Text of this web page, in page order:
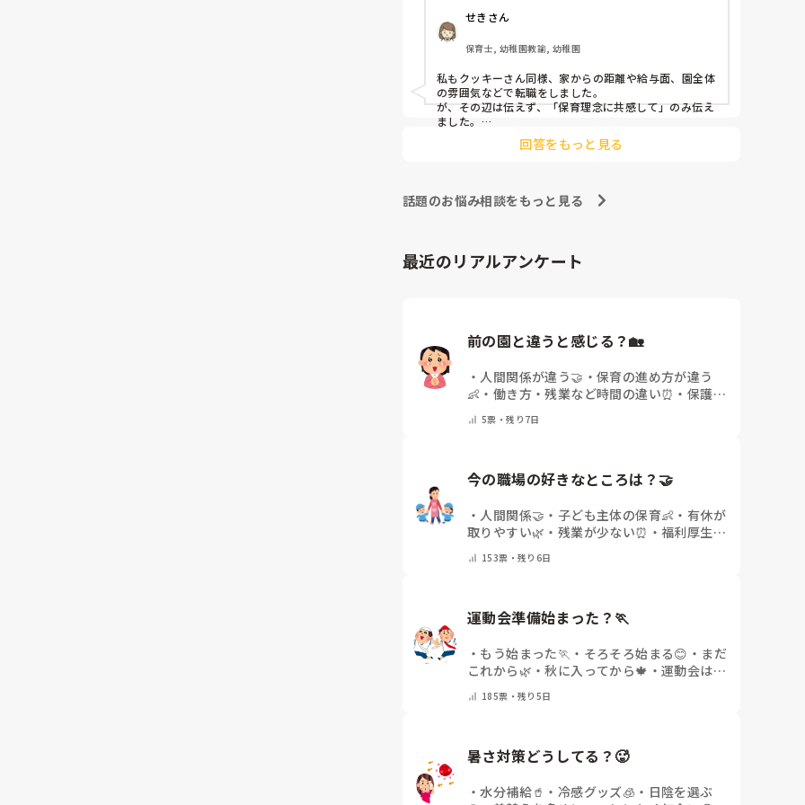
痛みには強い方と思っていました。
出産等で、幾度か開腹手術をしましたが、翌日には歩
けましたし…
今回は、今少し治まっている痛みがぶり返したどうし
ようという思いもあり、ちょっと無理かも…と思い始
整骨院に行ってより酷くなって帰ってきたことがあ
り、怖くて行けていません。
た、本音はどうですか？
せきさん
保育士, 幼稚園教諭, 幼稚園
私もクッキーさん同様、家からの距離や給与面、園全体
の雰囲気などで転職をしました。
が、その辺は伝えず、「保育理念に共感して」のみ伝え
ました。
あとは、自分の長所や得意なことが活かせそうだと感じ
たと伝えました☺︎
回答をもっと見る
話題のお悩み相談をもっと見る
最近のリアルアンケート
前の園と違うと感じる？🏡
・ 人間関係が違う🤝 ・ 保育の進め方が違う
👶 ・ 働き方・残業など時間の違い⏰ ・ 保護者
し ・その他(コメントで教えてください)
5票・残り7日
・ 人間関係🤝 ・ 子ども主体の保育👶 ・ 有休が
取りやすい🌿 ・ 残業が少ない⏰ ・ 福利厚生・
153票・残り6日
運動会準備始まった？🏃
・ もう始まった🏃 ・ そろそろ始まる😊 ・ まだ
これから🌿 ・秋に入ってから🍁 ・ 運動会はな
ください)
185票・残り5日
暑さ対策どうしてる？🥵
・水分補給🥤 ・ 冷感グッズ🧊 ・ 日陰を選ぶ